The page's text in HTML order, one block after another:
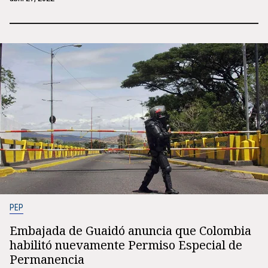
PEP
Embajada de Guaidó anuncia que Colombia
habilitó nuevamente Permiso Especial de
Permanencia